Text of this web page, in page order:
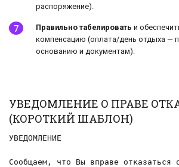
распоряжение).
Правильно табелировать и
компенсацию (оплата/день отдыха —
основанию и документам).
УВЕДОМЛЕНИЕ О ПРАВЕ
(КОРОТКИЙ ШАБЛОН)
УВЕДОМЛЕНИЕ
Сообщаем, что Вы вправе отказаться